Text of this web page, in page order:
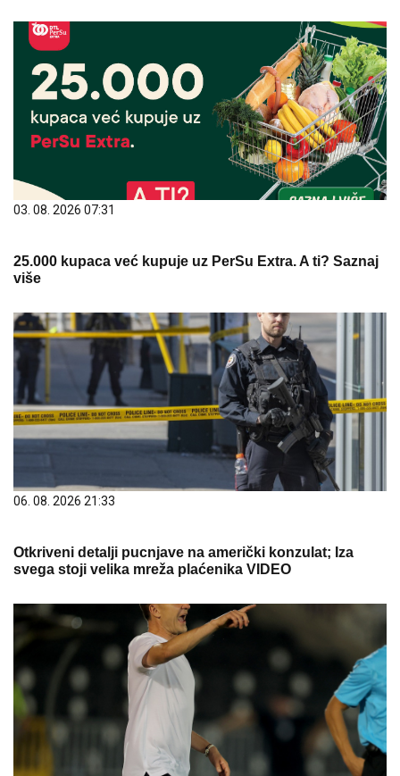
03. 08. 2026 07:31
25.000 kupaca već kupuje uz PerSu Extra. A ti? Saznaj
više
06. 08. 2026 21:33
Otkriveni detalji pucnjave na američki konzulat; Iza
svega stoji velika mreža plaćenika VIDEO